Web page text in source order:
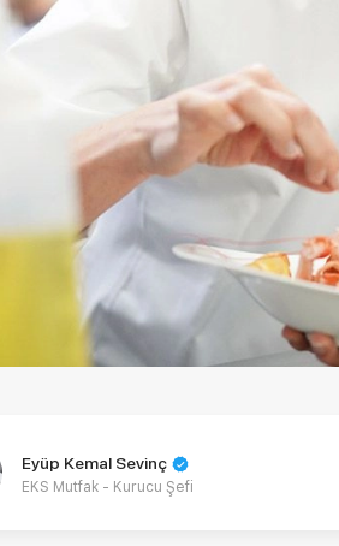
Eyüp Kemal Sevinç
EKS Mutfak - Kurucu Şefi